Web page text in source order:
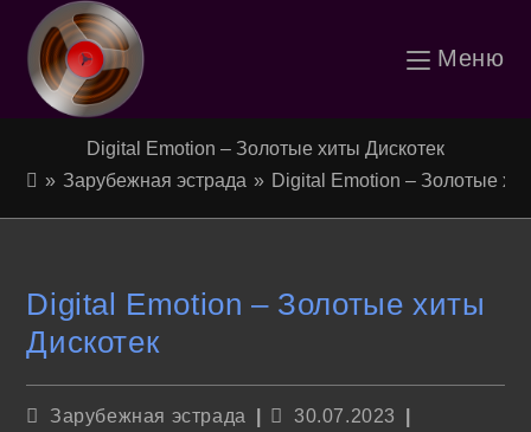
Перейти
содержимому
Меню
Digital Emotion – Золотые хиты Дискотек
» Зарубежная эстрада » Digital Emotion – Золотые
Digital Emotion – Золотые хиты
Дискотек
Рубрика
Зарубежная эстрада
Запись
30.07.2023